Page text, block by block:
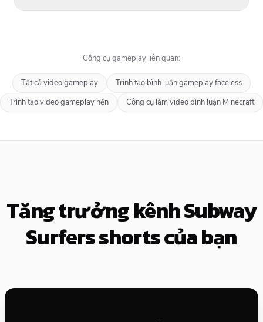
Công cụ gameplay liên quan:
Tất cả video gameplay
Trình tạo bình luận gameplay faceless
Trình tạo video gameplay nền
Công cụ làm video bình luận Minecraft
Tăng trưởng kênh Subway
Surfers shorts của bạn